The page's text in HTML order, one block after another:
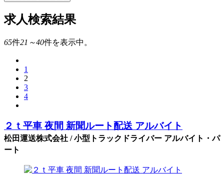
求人検索結果
65件21～40件を表示中。
1
2
3
4
２ｔ平車 夜間 新聞ルート配送 アルバイト
松田運送株式会社 / 小型トラックドライバー アルバイト・パ
ート